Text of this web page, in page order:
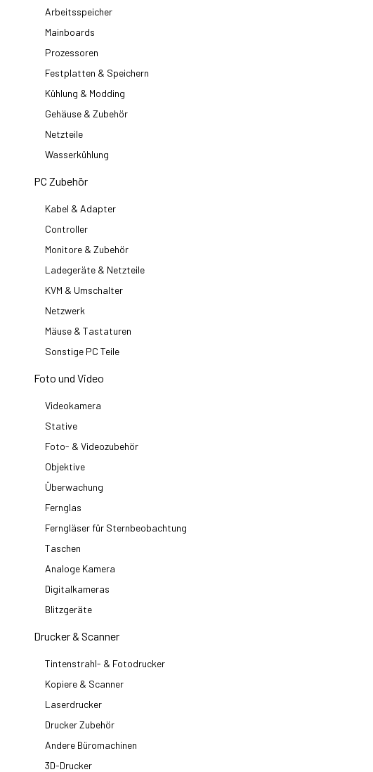
Arbeitsspeicher
Mainboards
Prozessoren
Festplatten & Speichern
Kühlung & Modding
Gehäuse & Zubehör
Netzteile
Wasserkühlung
PC Zubehör
Kabel & Adapter
Controller
Monitore & Zubehör
Ladegeräte & Netzteile
KVM & Umschalter
Netzwerk
Mäuse & Tastaturen
Sonstige PC Teile
Foto und Video
Videokamera
Stative
Foto- & Videozubehör
Objektive
Überwachung
Fernglas
Ferngläser für Sternbeobachtung
Taschen
Analoge Kamera
Digitalkameras
Blitzgeräte
Drucker & Scanner
Tintenstrahl- & Fotodrucker
Kopiere & Scanner
Laserdrucker
Drucker Zubehör
Andere Büromachinen
3D-Drucker